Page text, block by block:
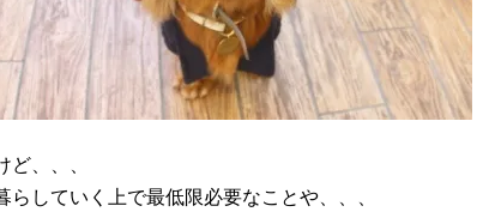
ど、、、
らしていく上で最低限必要なことや、、、